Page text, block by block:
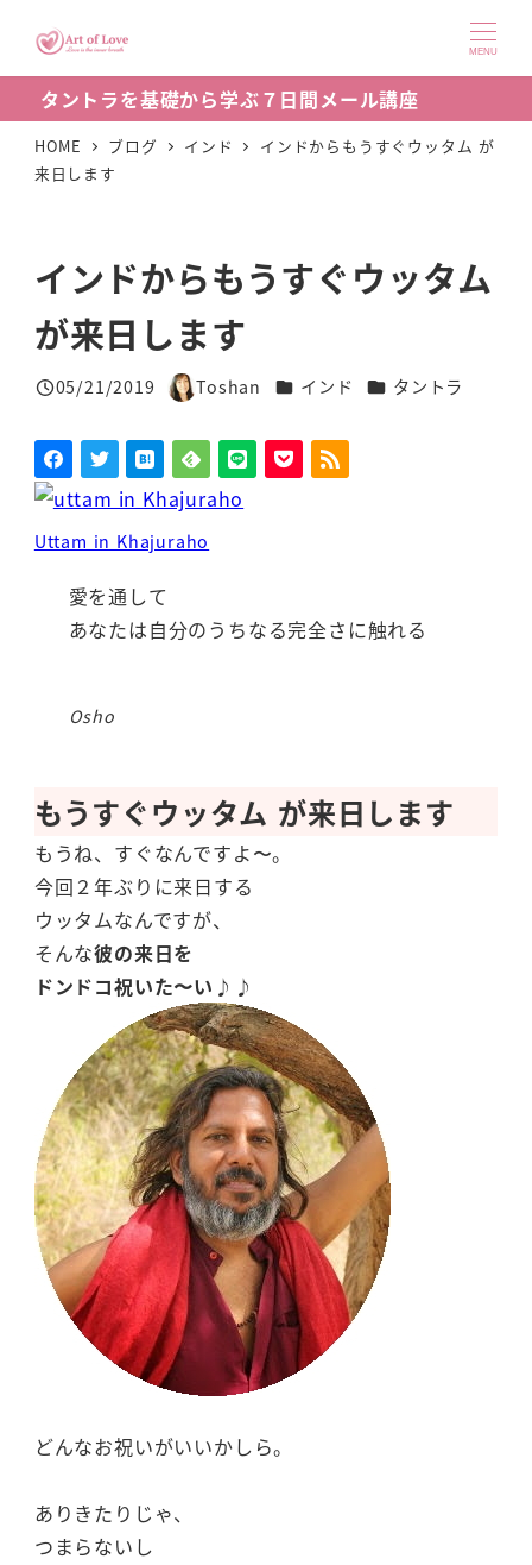
ン
コ
MENU
タントラを基礎から学ぶ７日間メール講座
HOME ブログ インド
インドからもうすぐウッタム が
来日します
インドからもうすぐウッタム
が来日します
投稿日
05/21/2019
著
Toshan カテゴリー
インド カテゴリー
タントラ
Uttam in Khajuraho
愛を通して
あなたは自分のうちなる完全さに触れる
Osho
もうすぐウッタム が来日します
もうね、すぐなんですよ〜。
今回２年ぶりに来日する
ウッタムなんですが、
そんな彼の来日を
ドンドコ祝いた〜い♪♪
どんなお祝いがいいかしら。
ありきたりじゃ、
つまらないし